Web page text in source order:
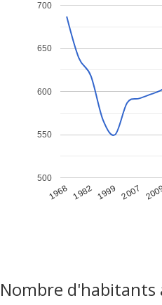
1968 1982 1999 2007
500
550
600
650
700
Nombre d'habitants